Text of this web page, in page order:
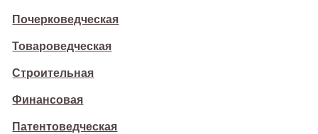
Почерковедческая
Товароведческая
Строительная
Финансовая
Патентоведческая